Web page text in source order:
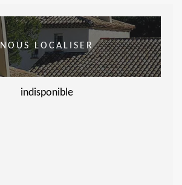
NOUS LOCALISER
indisponible